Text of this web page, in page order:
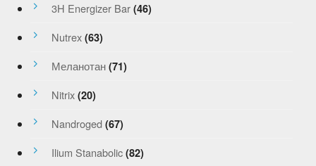
3H Energizer Bar (46)
Nutrex (63)
Меланотан (71)
Nitrix (20)
Nandroged (67)
Ilium Stanabolic (82)